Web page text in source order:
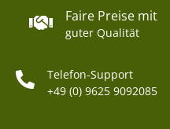
Faire Preise mit
guter Qualität
Telefon-Support
+49 (0) 9625 9092085